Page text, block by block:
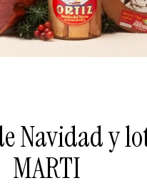
Navidad y
MARTI